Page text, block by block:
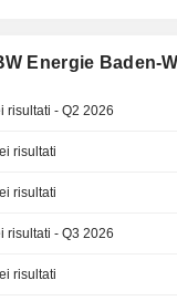
Energie Baden-
risultati - Q2 2026
risultati
risultati
risultati - Q3 2026
risultati